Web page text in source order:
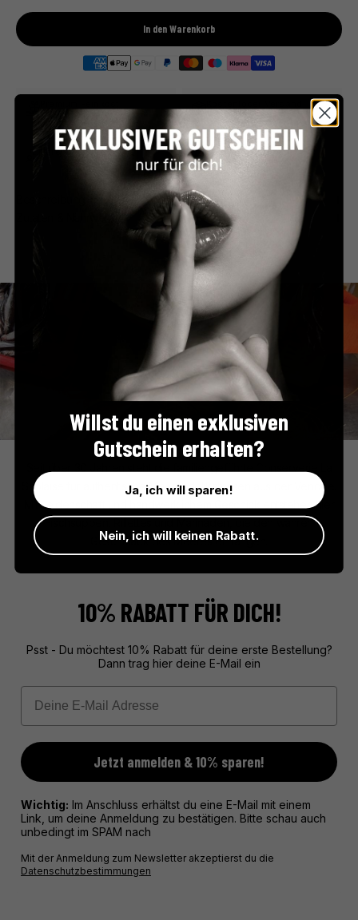
In den Warenkorb
Persönlicher Service Sicher bezahlen
PayPal, Klarna & mehr
La Sablaise
Sablaise für authentische Meeresdelikatessen aus der Vendée.
Mit Leidenschaft und handwerklichem Geschick entstehen hier
Fischsuppen, Rillettes und Marinaden, die den wahren
Geschmack des Meeres einfangen.
10% RABATT FÜR DICH!
Psst - Du möchtest 10% Rabatt für deine erste Bestellung?
Dann trag hier deine E-Mail ein
Email
Jetzt anmelden & 10% sparen!
Wichtig: Im Anschluss erhältst du eine E-Mail mit einem
Link, um deine Anmeldung zu bestätigen. Bitte schau auch
unbedingt im SPAM nach
Mit der Anmeldung zum Newsletter akzeptierst du die
Datenschutzbestimmungen
Willst du einen exklusiven
Gutschein erhalten?
Ja, ich will sparen!
Nein, ich will keinen Rabatt.